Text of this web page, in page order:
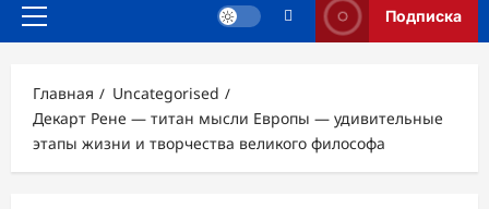
Основное
Подписка
Главная
Uncategorised
Декарт Рене — титан мысли Европы — удивительные
этапы жизни и творчества великого философа